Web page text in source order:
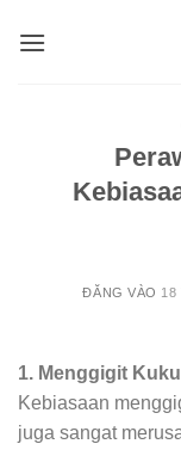
ĐĂNG VÀO 18
1. Menggigit
Kebiasaan
juga sangat